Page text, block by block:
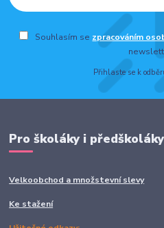
Souhlasím se zpracováním
Přihlaste se k
Pro školáky i předškoláky
Velkoobchod a množstevní slevy
Ke stažení